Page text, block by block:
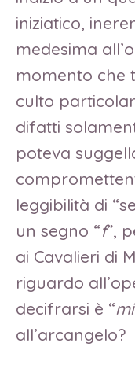
iniziatico,
medesima
momento che
culto
difatti
poteva
leggibilità di
un segno “f”,
ai Cavalieri di
riguardo
decifrarsi è “
all’arcangelo?